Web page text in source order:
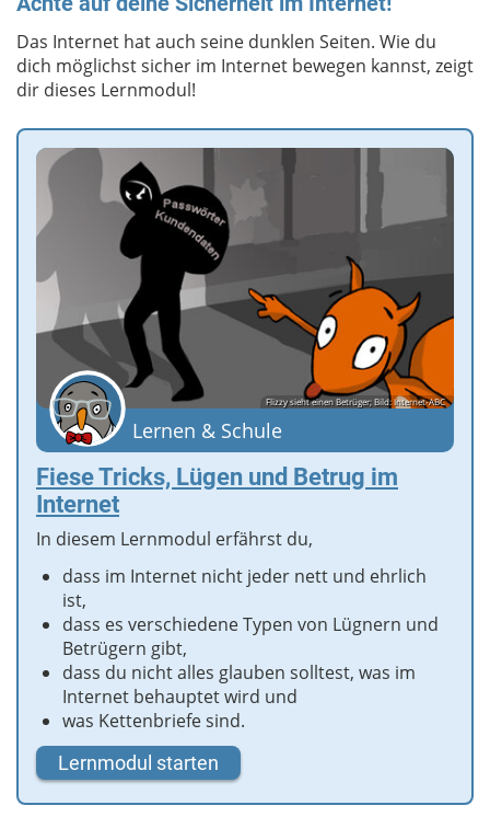
Das Internet hat auch seine dunklen Seiten. Wie du
dich möglichst sicher im Internet bewegen kannst, zeigt
dir dieses Lernmodul!
Flizzy sieht einen Betrüger; Bild: Internet-ABC
Lernen & Schule
Fiese Tricks, Lügen und Betrug im
Internet
In diesem Lernmodul erfährst du,
dass im Internet nicht jeder nett und ehrlich
ist,
dass es verschiedene Typen von Lügnern und
Betrügern gibt,
dass du nicht alles glauben solltest, was im
Internet behauptet wird und
was Kettenbriefe sind.
Lernmodul starten